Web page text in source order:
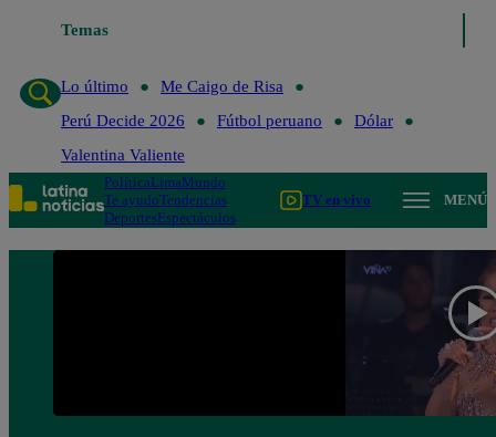
Temas
Lo último
Me Caigo de Risa
Perú Decide 2026
Fútbol peruano
Dólar
Valentina Valiente
PolíticaLimaMundo
Te ayudoTendencias
DeportesEspectáculos
TV en vivo MENÚ